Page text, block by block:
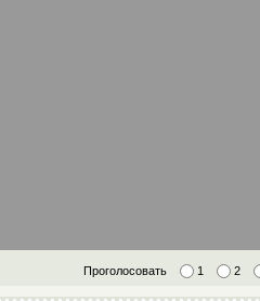
Проголосовать 1 2